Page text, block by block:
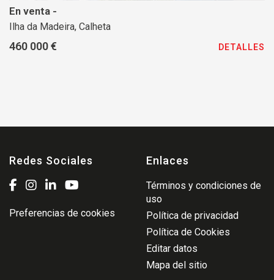
En venta -
Ilha da Madeira, Calheta
460 000 € DETALLES
Redes Sociales
Preferencias de cookies
Enlaces
Términos y condiciones de
uso
Política de privacidad
Política de Cookies
Editar datos
Mapa del sitio